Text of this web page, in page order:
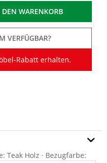
DEN WARENKORB
VERFÜGBAR?
Rabatt erhalten.
Teak Holz · Bezugfarbe: